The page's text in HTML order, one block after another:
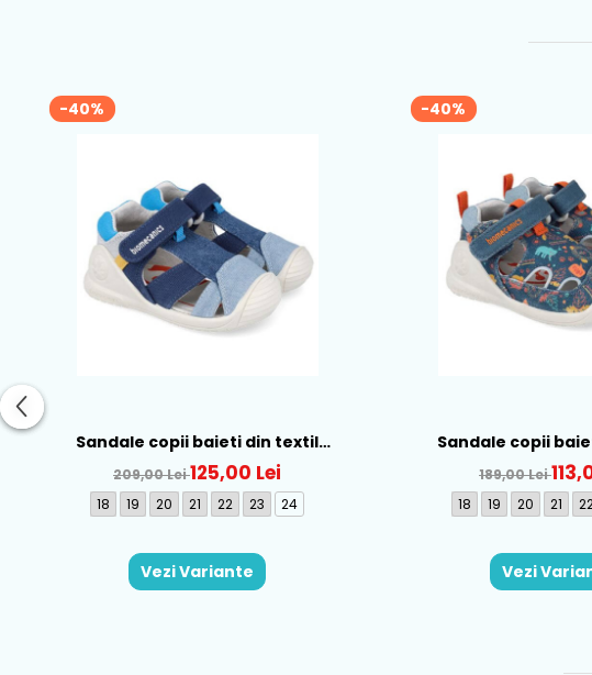
-40%
Sandale copii baieti din textil
Biomecanics, Albastru - 262186-A008
209,00 Lei125,00 Lei
18 19 20 21 22 23 24
Vezi Variante
-40%
Sandale copii
Biomecanics, Albastru
189,00 Lei
18 19 20 21
Vezi